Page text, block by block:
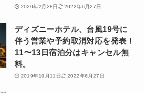
2020年2月28日 2022年6月27日
ディズニーホテル、台風19号に
伴う営業や予約取消対応を発表！
11〜13日宿泊分はキャンセル無
料。
2019年10月11日 2022年6月27日